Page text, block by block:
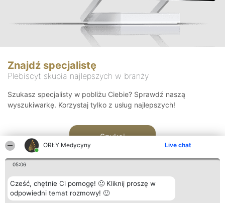
ORŁY Medycyny Live chat
05:06
Cześć, chętnie Ci pomogę! 🙂 Kliknij proszę w
odpowiedni temat rozmowy! 🙂
Znajdź specjalistę
Plebiscyt skupia najlepszych w branży
Szukasz specjalisty w pobliżu Ciebie? Sprawdź naszą
wyszukiwarkę. Korzystaj tylko z usług najlepszych!
Szukaj